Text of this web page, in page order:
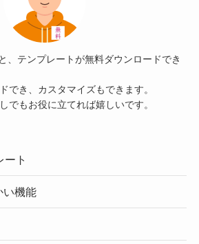
、テンプレートが無料ダウンロードでき
でき、カスタマイズもできます。
でもお役に立てれば嬉しいです。
ート
い機能